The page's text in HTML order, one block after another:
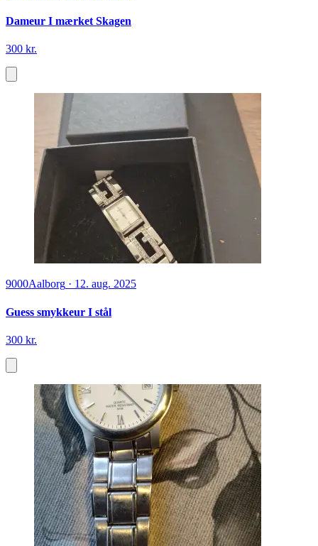
Dameur I mærket Skagen
300 kr.
9000Aalborg · 12. aug. 2025
Guess smykkeur I stål
300 kr.